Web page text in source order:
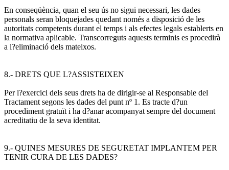
En conseqüència, quan el seu ús no sigui necessari, les dades
personals seran bloquejades quedant només a disposició de les
autoritats competents durant el temps i als efectes legals establerts en
la normativa aplicable. Transcorreguts aquests terminis es procedirà
a l?eliminació dels mateixos.
8.- DRETS QUE L?ASSISTEIXEN
Per l?exercici dels seus drets ha de dirigir-se al Responsable del
Tractament segons les dades del punt nº 1. Es tracte d?un
procediment gratuït i ha d?anar acompanyat sempre del document
acreditatiu de la seva identitat.
9.- QUINES MESURES DE SEGURETAT IMPLANTEM PER
TENIR CURA DE LES DADES?